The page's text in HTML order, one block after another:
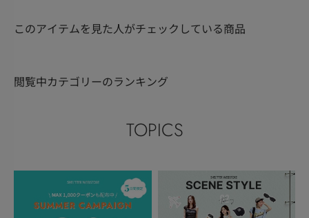
このアイテムを見た人がチェックしている商品
閲覧中カテゴリーのランキング
TOPICS